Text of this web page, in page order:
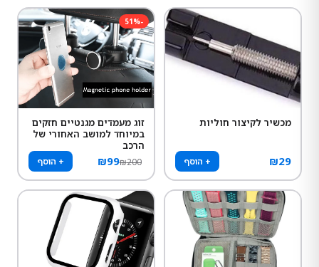
מכשיר לקיצור חוליות
₪29 + הוסף
-
51%
זוג מעמדים מגנטיים חזקים
במיוחד למושב האחורי של
הרכב
₪99₪200 + הוסף